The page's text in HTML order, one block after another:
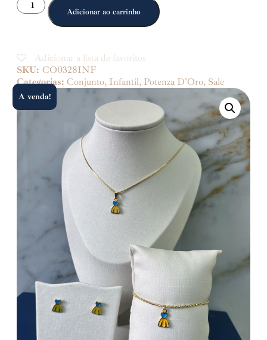
Adicionar ao carrinho
Adicionar a lista de favoritos
SKU: CO0328INF
Categorias: Conjunto, Infantil, Potenza D'Oro, Sale
A venda!